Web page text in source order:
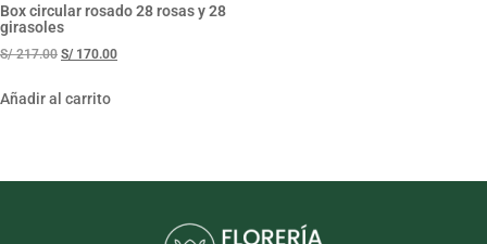
Box circular rosado 28 rosas y 28
girasoles
S/217.00 S/ 170.00
Añadir al carrito